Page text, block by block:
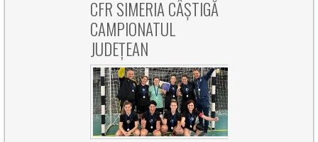
CFR SIMERIA CÂȘTIGĂ
CAMPIONATUL
JUDEȚEAN